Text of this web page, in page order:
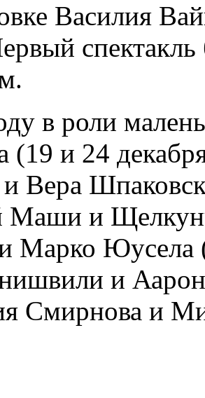
Василия
в роли
(19 и 24
и Вера
Маши и
Марко Юусела
и
Смирнова и